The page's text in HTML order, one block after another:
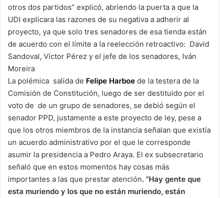
otros dos partidos” explicó, abriendo la puerta a que la
UDI explicara las razones de su negativa a adherir al
proyecto, ya que solo tres senadores de esa tienda están
de acuerdo con el límite a la reelección retroactivo: David
Sandoval, Víctor Pérez y el jefe de los senadores, Iván
Moreira
La polémica salida de Felipe Harboe de la testera de la
Comisión de Constitución, luego de ser destituido por el
voto de de un grupo de senadores, se debió según el
senador PPD, justamente a este proyecto de ley, pese a
que los otros miembros de la instancia señalan que existía
un acuerdo administrativo por el que le corresponde
asumir la presidencia a Pedro Araya. El ex subsecretario
señaló que en estos momentos hay cosas más
importantes a las que prestar atención. “Hay gente que
esta muriendo y los que no están muriendo, están